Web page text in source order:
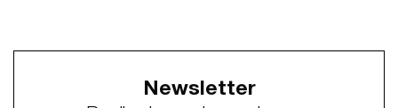
Newsletter